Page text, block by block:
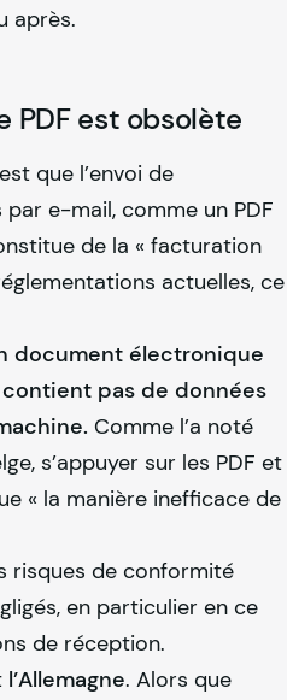
après.
PDF est obsolète
que l’envoi de
e-mail, comme un PDF
de la « facturation
actuelles, ce
document électronique
contient pas de données
Comme l’a noté
s’appuyer sur les PDF et
« la manière inefficace de
risques de conformité
en particulier en ce
de réception.
l’Allemagne. Alors que